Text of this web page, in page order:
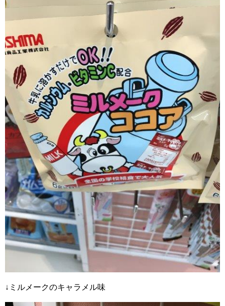
↓ミルメークのキャラメル味